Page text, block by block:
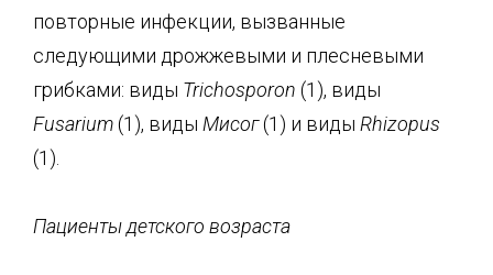
повторные инфекции, вызванные
следующими дрожжевыми и плесневыми
грибками: виды Trichosporon (1), виды
Fusarium(1), виды Мисог(1) и виды Rhizopus
(1).
Пациенты детского возраста